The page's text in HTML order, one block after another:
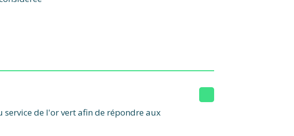
service de l'or vert afin de répondre aux